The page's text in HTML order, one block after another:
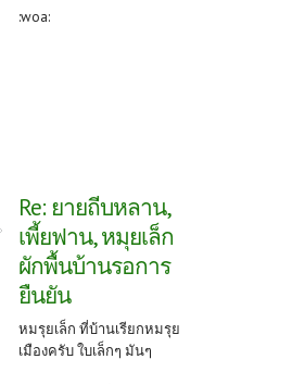
:woa:
Re: ยายถีบหลาน,
เพี้ยฟาน, หมุยเล็ก
ผักพื้นบ้านรอการ
ยืนยัน
หมรุยเล็ก ที่บ้านเรียกหมรุย
เมืองครับ ใบเล็กๆ มันๆ